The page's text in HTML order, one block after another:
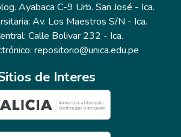
Ayabaca C-9 Urb. San José - Ica.
Av. Los Maestros S/N - Ica.
Calle Bolivar 232 - Ica.
repositorio@unica.edu.pe
de Interes